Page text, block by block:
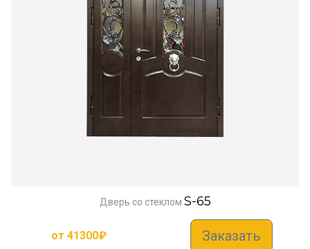
Дверь со стеклом S-65
от 41300₽ Заказать